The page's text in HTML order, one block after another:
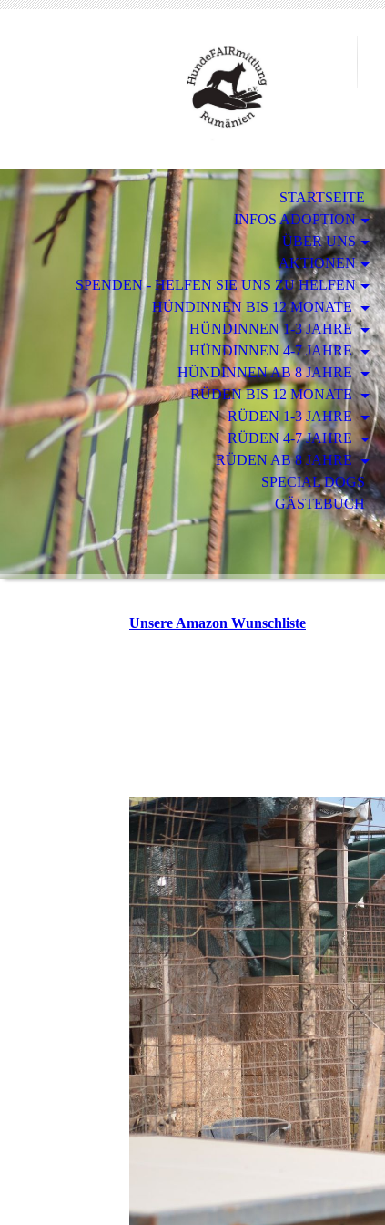
STARTSEITE
INFOS ADOPTION
ÜBER UNS
AKTIONEN
SPENDEN - HELFEN SIE UNS ZU HELFEN
HÜNDINNEN BIS 12 MONATE
HÜNDINNEN 1-3 JAHRE
HÜNDINNEN 4-7 JAHRE
HÜNDINNEN AB 8 JAHRE
RÜDEN BIS 12 MONATE
RÜDEN 1-3 JAHRE
RÜDEN 4-7 JAHRE
RÜDEN AB 8 JAHRE
SPECIAL DOGS
GÄSTEBUCH
Unsere Amazon Wunschliste